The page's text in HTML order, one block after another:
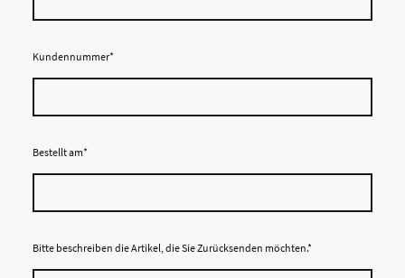
Kundennummer*
Bestellt am*
Bitte beschreiben die Artikel, die Sie Zurücksenden möchten.*